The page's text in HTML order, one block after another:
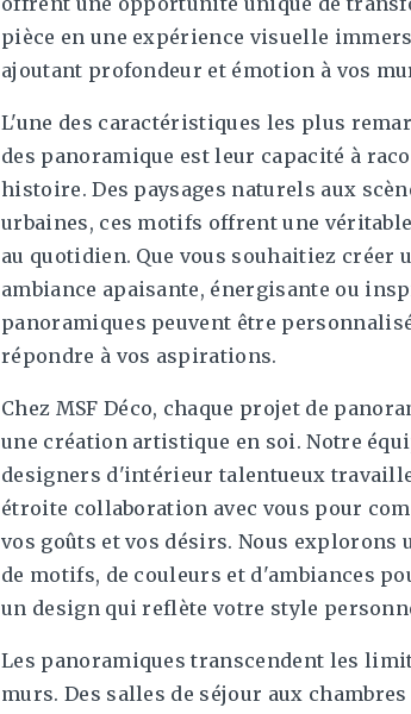
pièce en une expérience visuelle
ajoutant profondeur et émotion à vos
L'une des caractéristiques les plus
des panoramique est leur capacité à
histoire. Des paysages naturels aux
urbaines, ces motifs offrent une
au quotidien. Que vous souhaitiez créer
ambiance apaisante, énergisante ou
panoramiques peuvent être
répondre à vos aspirations.
Chez MSF Déco, chaque projet de
une création artistique en soi. Notre
designers d'intérieur talentueux
étroite collaboration avec vous pour
vos goûts et vos désirs. Nous explorons
de motifs, de couleurs et d'ambiances
un design qui reflète votre style
Les panoramiques transcendent les
murs. Des salles de séjour aux chambres